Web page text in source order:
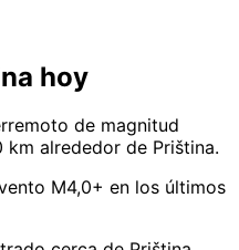
hoy
de magnitud
km alrededor de Priština.
M4,0+ en los últimos